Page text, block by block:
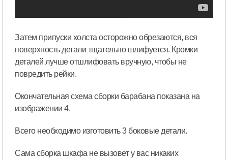
Затем припуски холста осторожно обрезаются, вся
поверхность детали тщательно шлифуется. Кромки
деталей лучше отшлифовать вручную, чтобы не
повредить рейки.
Окончательная схема сборки барабана показана на
изображении 4.
Всего необходимо изготовить 3 боковые детали.
Сама сборка шкафа не вызовет у вас никаких